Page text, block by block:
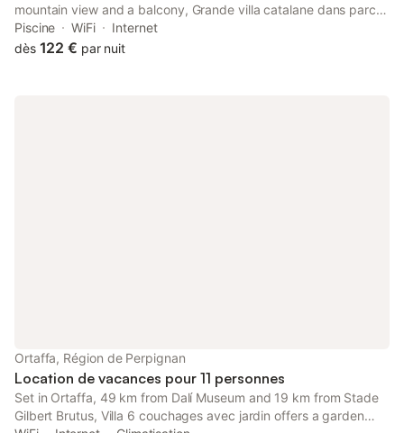
mountain view and a balcony, Grande villa catalane dans parc
aux oliviers is located in Ortaffa.
Piscine WiFi
Internet
dès 122 € par nuit
Ortaffa, Région de Perpignan
Location de vacances pour 11 personnes
Set in Ortaffa, 49 km from Dalí Museum and 19 km from Stade
Gilbert Brutus, Villa 6 couchages avec jardin offers a garden